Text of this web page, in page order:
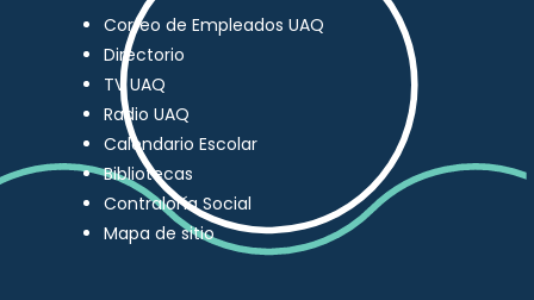
Correo de Empleados UAQ
Directorio
TV UAQ
Radio UAQ
Calendario Escolar
Bibliotecas
Contraloría Social
Mapa de sitio